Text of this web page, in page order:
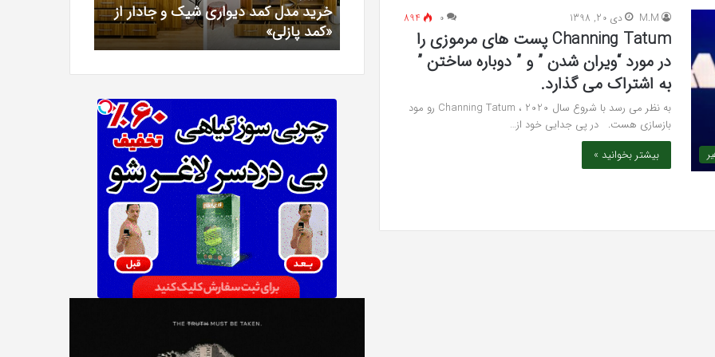
M.M دی 20, 1398 ۰ 894
Channing Tatum پست های مرموزی را
در مورد “ویران شدن ” و ” دوباره ساختن ”
به اشتراک می گذارد.
به نظر می رسد با شروع سال 2020 ، Channing Tatum رو مود
بازسازی هست. در پی جدایی خود از…
بیشتر بخوانید »
به شایعه‌های اخیر؛
دادگاه می‌دهم»
تشخیص سندرم پرادر-ویلی چگونه انجام
می‌شود؟
«کمد
پازلی»
خرید مدل کمد دیواری شیک و جادار از
«کمد پازلی»
خیرآبادی